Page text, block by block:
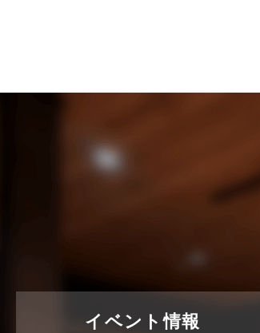
住宅に関するよくある質問
吉川店-ブログ
売買物件
2025年2月
2024年12月
2024年7月
イベント情報